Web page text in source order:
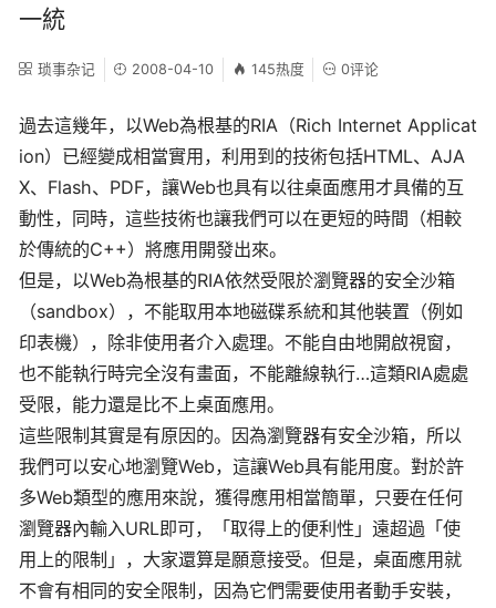
一統
琐事杂记 2008-04-10 145热度 0评论
過去這幾年，以Web為根基的RIA（Rich Internet Applicat
ion）已經變成相當實用，利用到的技術包括HTML、AJA
X、Flash、PDF，讓Web也具有以往桌面應用才具備的互
動性，同時，這些技術也讓我們可以在更短的時間（相較
於傳統的C++）將應用開發出來。
但是，以Web為根基的RIA依然受限於瀏覽器的安全沙箱
（sandbox），不能取用本地磁碟系統和其他裝置（例如
印表機），除非使用者介入處理。不能自由地開啟視窗，
也不能執行時完全沒有畫面，不能離線執行…這類RIA處處
受限，能力還是比不上桌面應用。
這些限制其實是有原因的。因為瀏覽器有安全沙箱，所以
我們可以安心地瀏覽Web，這讓Web具有能用度。對於許
多Web類型的應用來說，獲得應用相當簡單，只要在任何
瀏覽器內輸入URL即可，「取得上的便利性」遠超過「使
用上的限制」，大家還算是願意接受。但是，桌面應用就
不會有相同的安全限制，因為它們需要使用者動手安裝，